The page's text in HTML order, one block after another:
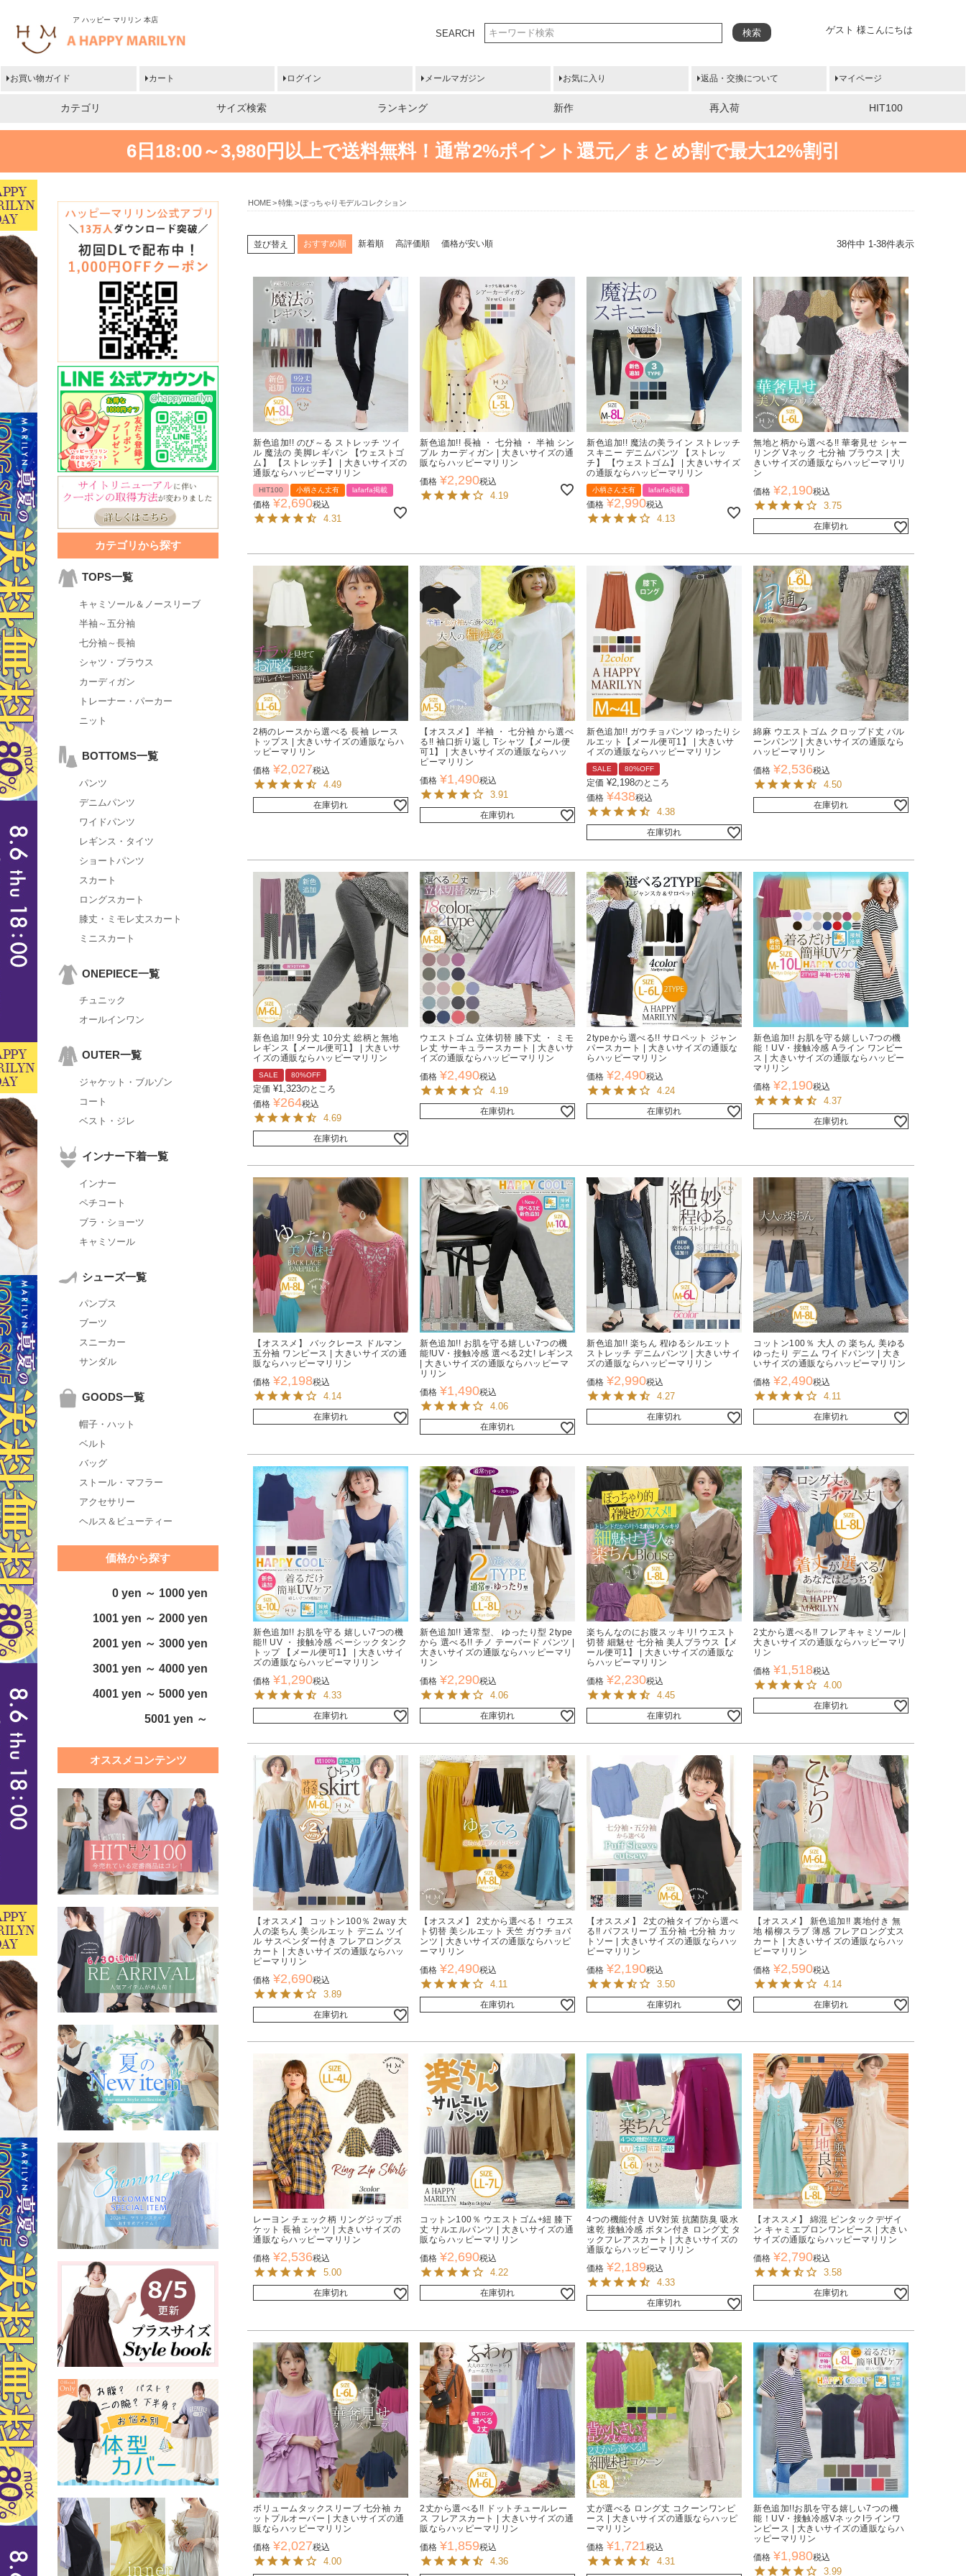
ア ハッピー マリリン 本店
ゲスト 様こんにちは
SEARCH 検索
お買い物ガイド カート ログイン メールマガジン お気に入り 返品・交換について マイページ
カテゴリ サイズ検索 ランキング 新作 再入荷 HIT100
6日18:00～3,980円以上で送料無料！ 通常2%ポイント還元／まとめ割で最大12%割引
カテゴリから探す
TOPS一覧
キャミソール＆ノースリーブ
半袖～五分袖
七分袖～長袖
シャツ・ブラウス
カーディガン
トレーナー・パーカー
ニット
BOTTOMS一覧
パンツ
デニムパンツ
ワイドパンツ
レギンス・タイツ
ショートパンツ
スカート
ロングスカート
膝丈・ミモレ丈スカート
ミニスカート
ONEPIECE一覧
チュニック
オールインワン
OUTER一覧
ジャケット・ブルゾン
コート
ベスト・ジレ
インナー下着一覧
インナー
ペチコート
ブラ・ショーツ
キャミソール
シューズ一覧
パンプス
ブーツ
スニーカー
サンダル
GOODS一覧
帽子・ハット
ベルト
バッグ
ストール・マフラー
アクセサリー
ヘルス＆ビューティー
価格から探す
0 yen ～ 1000 yen
1001 yen ～ 2000 yen
2001 yen ～ 3000 yen
3001 yen ～ 4000 yen
4001 yen ～ 5000 yen
5001 yen ～
オススメコンテンツ
HOME 特集 ぽっちゃりモデルコレクション
並び替え おすすめ順 新着順 高評価順 価格が安い順 38件中 1-38件表示
新色追加!! のび～る ストレッチ ツイ
ル 魔法の 美脚レギパン 【ウェストゴ
ム】 【ストレッチ】 | 大きいサイズの
通販ならハッピーマリリン
HIT100 小柄さん丈有 lafarfa掲載
価格 ¥2,690税込
4.31
新色追加!! 長袖 ・ 七分袖 ・ 半袖 シン
プル カーディガン | 大きいサイズの通
販ならハッピーマリリン
価格 ¥2,290税込
4.19
新色追加!! 魔法の美ライン ストレッチ
スキニー デニムパンツ 【ストレッ
チ】 【ウェストゴム】 | 大きいサイズ
の通販ならハッピーマリリン
小柄さん丈有 lafarfa掲載
価格 ¥2,990税込
4.13
無地と柄から選べる!! 華奢見せ シャー
リング Vネック 七分袖 ブラウス | 大
きいサイズの通販ならハッピーマリリ
ン
価格 ¥2,190税込
3.75
在庫切れ
2柄のレースから選べる 長袖 レース
トップス | 大きいサイズの通販ならハ
ッピーマリリン
価格 ¥2,027税込
4.49
在庫切れ
【オススメ】 半袖 ・ 七分袖 から選べ
る!! 袖口折り返し Tシャツ【メール便
可1】 | 大きいサイズの通販ならハッ
ピーマリリン
価格 ¥1,490税込
3.91
在庫切れ
新色追加!! ガウチョパンツ ゆったりシ
ルエット【メール便可1】 | 大きいサ
イズの通販ならハッピーマリリン
SALE 80%OFF
定価 ¥2,198のところ
価格 ¥438税込
4.38
在庫切れ
綿麻 ウエストゴム クロップド丈 バル
ーンパンツ | 大きいサイズの通販なら
ハッピーマリリン
価格 ¥2,536税込
4.50
在庫切れ
新色追加!! 9分丈 10分丈 総柄と無地
レギンス【メール便可1】 | 大きいサ
イズの通販ならハッピーマリリン
SALE 80%OFF
定価 ¥1,323のところ
価格 ¥264税込
4.69
在庫切れ
ウエストゴム 立体切替 膝下丈 ・ ミモ
レ丈 サーキュラースカート | 大きいサ
イズの通販ならハッピーマリリン
価格 ¥2,490税込
4.19
在庫切れ
2typeから選べる!! サロペット ジャン
パースカート | 大きいサイズの通販な
らハッピーマリリン
価格 ¥2,490税込
4.24
在庫切れ
新色追加!! お肌を守る嬉しい7つの機
能！UV・接触冷感 Aライン ワンピー
ス | 大きいサイズの通販ならハッピー
マリリン
価格 ¥2,190税込
4.37
在庫切れ
【オススメ】 バックレース ドルマン
五分袖 ワンピース | 大きいサイズの通
販ならハッピーマリリン
価格 ¥2,198税込
4.14
在庫切れ
新色追加!! お肌を守る嬉しい7つの機
能!UV・接触冷感 選べる2丈! レギンス
| 大きいサイズの通販ならハッピーマ
リリン
価格 ¥1,490税込
4.06
在庫切れ
新色追加!! 楽ちん 程ゆるシルエット
ストレッチ デニムパンツ | 大きいサイ
ズの通販ならハッピーマリリン
価格 ¥2,990税込
4.27
在庫切れ
コットン100％ 大人 の 楽ちん 美ゆる
ゆったり デニム ワイドパンツ | 大き
いサイズの通販ならハッピーマリリン
価格 ¥2,490税込
4.11
在庫切れ
新色追加!! お肌を守る 嬉しい7つの機
能!! UV ・ 接触冷感 ベーシックタンク
トップ 【メール便可1】 | 大きいサイ
ズの通販ならハッピーマリリン
価格 ¥1,290税込
4.33
在庫切れ
新色追加!! 通常型、 ゆったり型 2type
から 選べる!! チノ テーパード パンツ |
大きいサイズの通販ならハッピーマリ
リン
価格 ¥2,290税込
4.06
在庫切れ
楽ちんなのにお腹スッキリ! ウエスト
切替 細魅せ 七分袖 美人ブラウス【メ
ール便可1】 | 大きいサイズの通販な
らハッピーマリリン
価格 ¥2,230税込
4.45
在庫切れ
2丈から選べる!! フレアキャミソール |
大きいサイズの通販ならハッピーマリ
リン
価格 ¥1,518税込
4.00
在庫切れ
【オススメ】 コットン100％ 2way 大
人の楽ちん 美シルエット デニム ツイ
ル サスペンダー付き フレアロングス
カート | 大きいサイズの通販ならハッ
ピーマリリン
価格 ¥2,690税込
3.89
在庫切れ
【オススメ】 2丈から選べる！ ウエス
ト切替 美シルエット 天竺 ガウチョパ
ンツ | 大きいサイズの通販ならハッピ
ーマリリン
価格 ¥2,490税込
4.11
在庫切れ
【オススメ】 2丈の袖タイプから選べ
る!! パフスリーブ 五分袖 七分袖 カッ
トソー | 大きいサイズの通販ならハッ
ピーマリリン
価格 ¥2,190税込
3.50
在庫切れ
【オススメ】 新色追加!! 裏地付き 無
地 楊柳スラブ 薄感 フレアロング丈ス
カート | 大きいサイズの通販ならハッ
ピーマリリン
価格 ¥2,590税込
4.14
在庫切れ
レーヨン チェック柄 リングジップポ
ケット 長袖 シャツ | 大きいサイズの
通販ならハッピーマリリン
価格 ¥2,536税込
5.00
在庫切れ
コットン100％ ウエストゴム+紐 膝下
丈 サルエルパンツ | 大きいサイズの通
販ならハッピーマリリン
価格 ¥2,690税込
4.22
在庫切れ
4つの機能付き UV対策 抗菌防臭 吸水
速乾 接触冷感 ボタン付き ロング丈 タ
ックフレアスカート | 大きいサイズの
通販ならハッピーマリリン
価格 ¥2,189税込
4.33
在庫切れ
【オススメ】 綿混 ピンタックデザイ
ン キャミエプロンワンピース | 大きい
サイズの通販ならハッピーマリリン
価格 ¥2,790税込
3.58
在庫切れ
ボリュームタックスリーブ 七分袖 カ
ットプルオーバー | 大きいサイズの通
販ならハッピーマリリン
価格 ¥2,027税込
4.00
2丈から選べる!! ドットチュールレー
ス フレアスカート | 大きいサイズの通
販ならハッピーマリリン
価格 ¥1,859税込
4.36
丈が選べる ロング丈 コクーンワンピ
ース | 大きいサイズの通販ならハッピ
ーマリリン
価格 ¥1,721税込
4.31
新色追加!!お肌を守る嬉しい7つの機
能！UV・接触冷感VネックIラインワ
ンピース | 大きいサイズの通販ならハ
ッピーマリリン
価格 ¥1,980税込
3.99